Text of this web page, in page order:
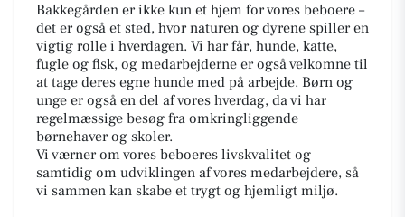
Bakkegården er ikke kun et hjem for vores beboere –
det er også et sted, hvor naturen og dyrene spiller en
vigtig rolle i hverdagen. Vi har får, hunde, katte,
fugle og fisk, og medarbejderne er også velkomne til
at tage deres egne hunde med på arbejde. Børn og
unge er også en del af vores hverdag, da vi har
regelmæssige besøg fra omkringliggende
børnehaver og skoler.
Vi værner om vores beboeres livskvalitet og
samtidig om udviklingen af vores medarbejdere, så
vi sammen kan skabe et trygt og hjemligt miljø.